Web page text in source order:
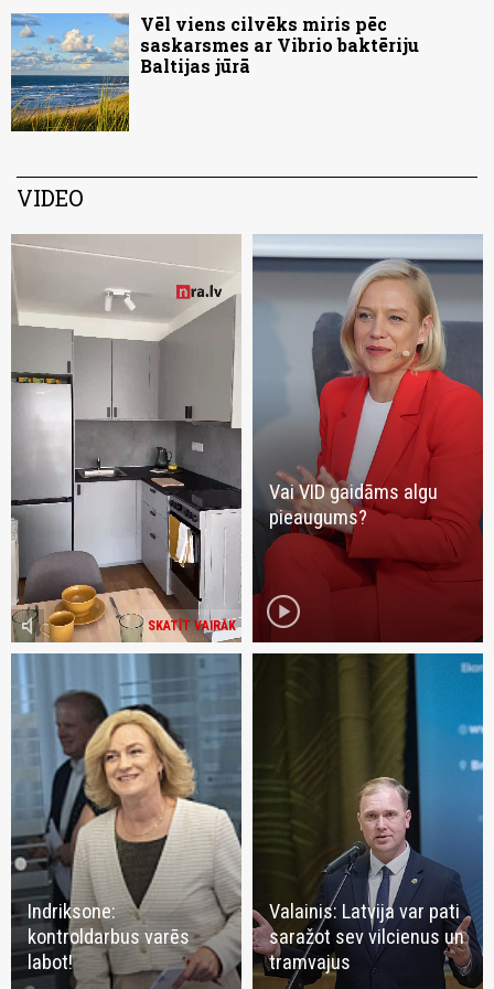
Vēl viens cilvēks miris pēc
saskarsmes ar Vibrio baktēriju
Baltijas jūrā
VIDEO
SKATĪT VAIRĀK
volume_mute
Vai VID gaidāms algu
pieaugums?
play_circle
Indriksone:
kontroldarbus varēs
labot!
Valainis: Latvija var pati
saražot sev vilcienus un
tramvajus